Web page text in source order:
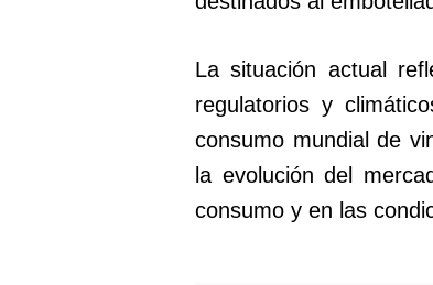
La situación actual
regulatorios y
consumo mundial de
la evolución del
consumo y en las